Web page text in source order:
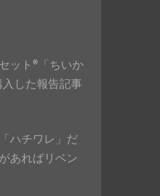
ット®「ちいか
した報告記事
ハチワレ」だ
あればリベン